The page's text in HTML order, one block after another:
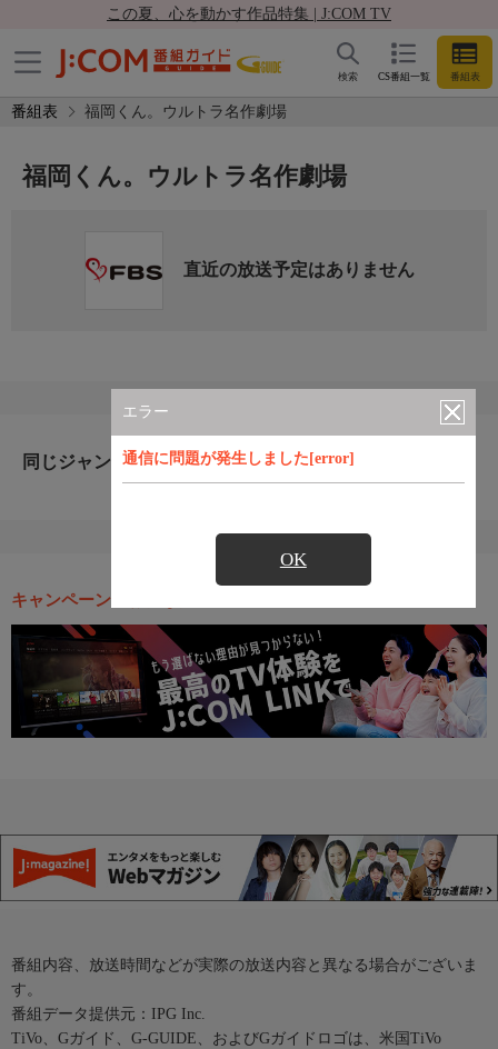
この夏、心を動かす作品特集 | J:COM TV
CS番組一覧 番組表
検索
番組表 福岡くん。ウルトラ名作劇場
エラー
通信に問題が発生しました[error]
OK
福岡くん。ウルトラ名作劇場
直近の放送予定はありません
同じジャンルのおすすめ番組
キャンペーン・お得な情報
番組内容、放送時間などが実際の放送内容と異なる場合がございま
す。
番組データ提供元：IPG Inc.
TiVo、Gガイド、G-GUIDE、およびGガイドロゴは、米国TiVo